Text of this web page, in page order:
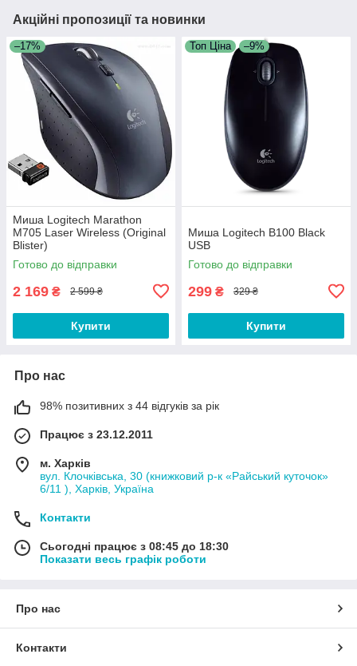
Акційні пропозиції та новинки
–17%
Миша Logitech Marathon
M705 Laser Wireless (Original
Blister)
Готово до відправки
2 169 ₴ 2 599 ₴
Купити
Топ Ціна –9%
Миша Logitech B100 Black
USB
Готово до відправки
299 ₴ 329 ₴
Купити
Про нас
98% позитивних з 44 відгуків за рік
Працює з 23.12.2011
м. Харків
вул. Клочківська, 30 (книжковий р-к «Райський куточок»
6/11 ), Харків, Україна
Контакти
Сьогодні працює з 08:45 до 18:30
Показати весь графік роботи
Про нас
Контакти